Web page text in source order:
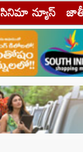
సినిమా న్యూస్